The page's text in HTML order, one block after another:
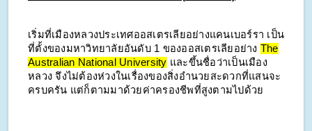
เริ่มที่เมืองหลวงประเทศออสเตรเลียอย่างแคนเบอร์รา เป็น
ที่ตั้งของมหาวิทยาลัยอันดับ 1 ของออสเตรเลียอย่าง The
Australian National University และขึ้นชื่อว่าเป็นเมือง
หลวง จึงไม่ต้องห่วงในเรื่องของสิ่งอำนวยสะดวกที่แสนจะ
ครบครัน แต่ก็ตามมาด้วยค่าครองชีพที่สูงตามไปด้วย